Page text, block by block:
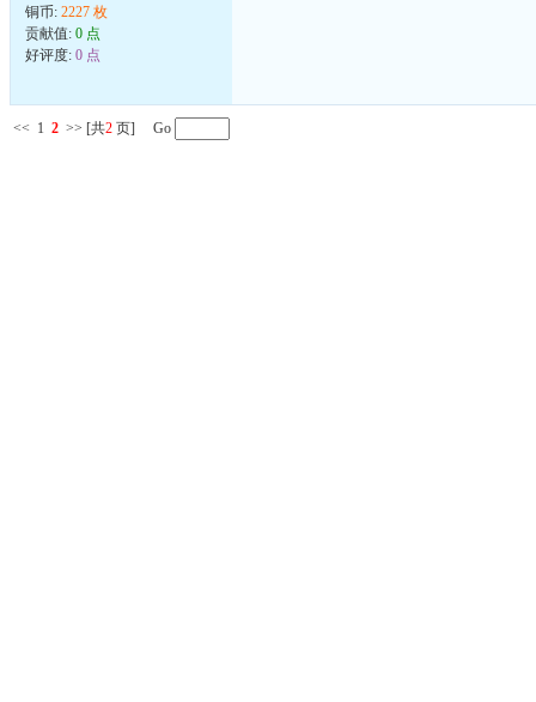
铜币: 2227 枚
贡献值: 0 点
好评度: 0 点
<< 1 2 >> [共2 页] Go